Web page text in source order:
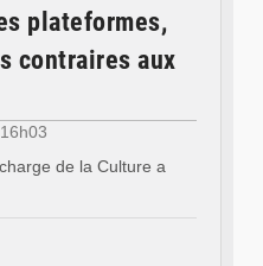
plateformes,
contraires aux
de la Culture a